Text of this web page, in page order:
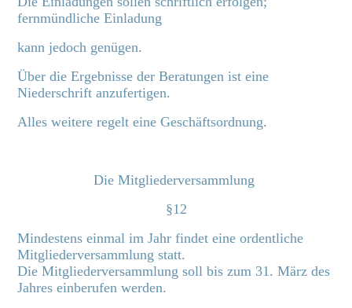
fernmündliche Einladung
kann jedoch genügen.
Über die Ergebnisse der Beratungen ist eine
Niederschrift anzufertigen.
Alles weitere regelt eine Geschäftsordnung.
Die Mitgliederversammlung
§12
Mindestens einmal im Jahr findet eine ordentliche
Mitgliederversammlung statt.
Die Mitgliederversammlung soll bis zum 31. März des
Jahres einberufen werden.